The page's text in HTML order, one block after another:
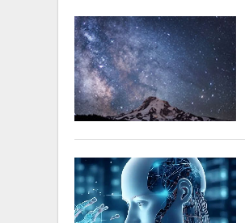
外国名人
外国名人